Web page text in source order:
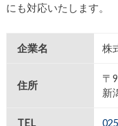
にも対応いたします。
企業名 株
住所
〒
新
TEL